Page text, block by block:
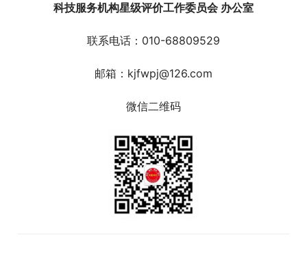
科技服务机构星级评价工作委员会 办公室
联系电话：010-68809529
邮箱：kjfwpj@126.com
微信二维码